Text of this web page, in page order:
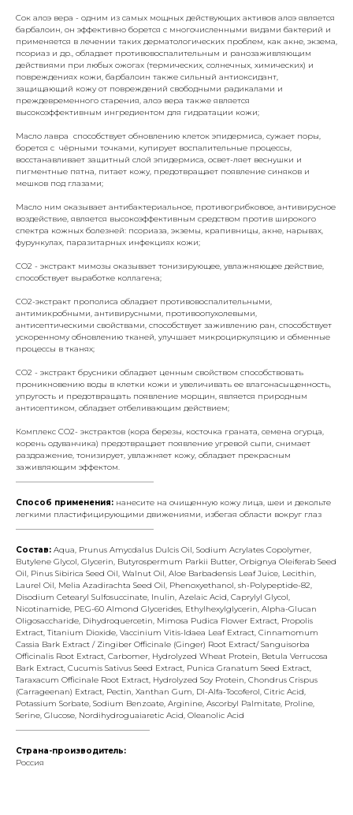
Сок алоэ вера - одним из самых мощных действующих активов алоэ является
барбалоин, он эффективно борется с многочисленными видами бактерий и
применяется в лечении таких дерматологических проблем, как акне, экзема,
псориаз и др., обладает противовоспалительным и ранозаживляющим
действиями при любых ожогах (термических, солнечных, химических) и
повреждениях кожи, барбалоин также сильный антиоксидант,
защищающий кожу от повреждений свободными радикалами и
преждевременного старения, алоэ вера также является
высокоэффективным ингредиентом для гидратации кожи;
Масло лавра способствует обновлению клеток эпидермиса, сужает поры,
борется с чёрными точками, купирует воспалительные процессы,
восстанавливает защитный слой эпидермиса, освет-ляет веснушки и
пигментные пятна, питает кожу, предотвращает появление синяков и
мешков под глазами;
Масло ним оказывает антибактериальное, противогрибковое, антивирусное
воздействие, является высокоэффективным средством против широкого
спектра кожных болезней: псориаза, экземы, крапивницы, акне, нарывах,
фурункулах, паразитарных инфекциях кожи;
СО2 - экстракт мимозы оказывает тонизирующее, увлажняющее действие,
способствует выработке коллагена;
CO2-экстракт прополиса обладает противовоспалительными,
антимикробными, антивирусными, противоопухолевыми,
антисептическими свойствами, способствует заживлению ран, способствует
ускоренному обновлению тканей, улучшает микроциркуляцию и обменные
процессы в тканях;
СО2 - экстракт брусники обладает ценным свойством способствовать
проникновению воды в клетки кожи и увеличивать ее влагонасыщенность,
упругость и предотвращать появление морщин, является природным
антисептиком, обладает отбеливающим действием;
Комплекс СО2- экстрактов (кора березы, косточка граната, семена огурца,
корень одуванчика) предотвращает появление угревой сыпи, снимает
раздражение, тонизирует, увлажняет кожу, обладает прекрасным
заживляющим эффектом.
Способ применения: нанесите на очищенную кожу лица, шеи и декольте
легкими пластифицирующими движениями, избегая области вокруг глаз
Состав: Aqua, Prunus Amycdalus Dulcis Oil, Sodium Acrylates Copolymer,
Butylene Glycol, Glycerin, Butyrospermum Parkii Butter, Orbignya Oleiferab Seed
Oil, Pinus Sibirica Seed Oil, Walnut Oil, Aloe Barbadensis Leaf Juice, Lecithin,
Laurel Oil, Melia Azadirachta Seed Oil, Phenoxyethanol, sh-Polypeptide-82,
Disodium Cetearyl Sulfosuccinate, Inulin, Azelaic Acid, Caprylyl Glycol,
Nicotinamide, PEG-60 Almond Glycerides, Ethylhexylglycerin, Alpha-Glucan
Oligosaccharide, Dihydroquercetin, Mimosa Pudica Flower Extract, Propolis
Extract, Titanium Dioxide, Vaccinium Vitis-Idaea Leaf Extract, Cinnamomum
Cassia Bark Extract / Zingiber Officinale (Ginger) Root Extract/ Sanguisorba
Officinalis Root Extract, Carbomer, Hydrolyzed Wheat Protein, Betula Verrucosa
Bark Extract, Cucumis Sativus Seed Extract, Punica Granatum Seed Extract,
Taraxacum Officinale Root Extract, Hydrolyzed Soy Protein, Chondrus Crispus
(Carrageenan) Extract, Pectin, Xanthan Gum, Dl-Alfa-Tocoferol, Citric Acid,
Potassium Sorbate, Sodium Benzoate, Arginine, Ascorbyl Palmitate, Proline,
Serine, Glucose, Nordihydroguaiaretic Acid, Oleanolic Acid
Страна-производитель:
Россия